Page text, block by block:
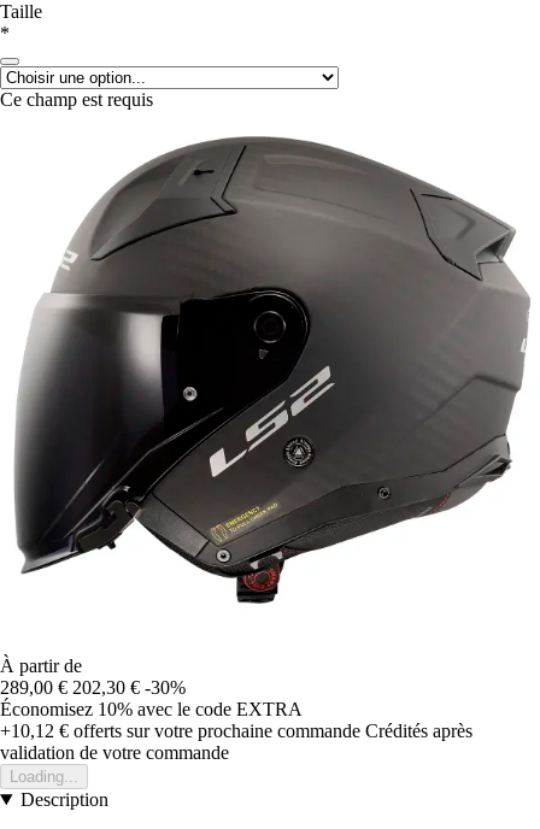
Taille
*
Ce champ est requis
À partir de
289,00 € 202,30 € -30%
Économisez 10% avec le code EXTRA
+10,12 € offerts sur votre prochaine commande Crédités après
validation de votre commande
Loading...
Description